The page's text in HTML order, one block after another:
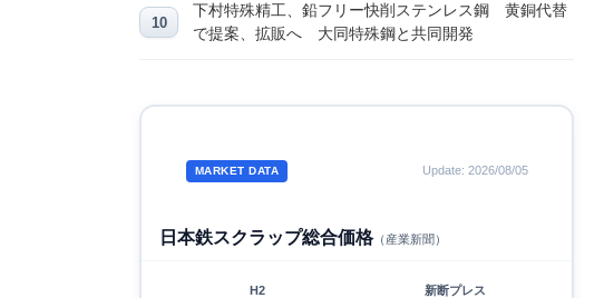
下村特殊精工、鉛フリー快削ステンレス鋼 黄銅代替
で提案、拡販へ 大同特殊鋼と共同開発
MARKET DATA Update: 2026/08/05
日本鉄スクラップ総合価格（産業新聞）
H2 新断プレス